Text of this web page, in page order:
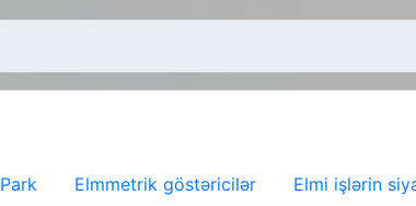
Elmmetrik göstəricilər Elmi işlərin